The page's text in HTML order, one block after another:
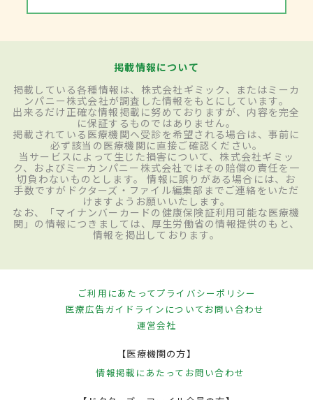
掲載情報について
掲載している各種情報は、株式会社ギミック、またはミーカ
ンパニー株式会社が調査した情報をもとにしています。
出来るだけ正確な情報掲載に努めておりますが、内容を完全
に保証するものではありません。
掲載されている医療機関へ受診を希望される場合は、事前に
必ず該当の医療機関に直接ご確認ください。
当サービスによって生じた損害について、株式会社ギミッ
ク、およびミーカンパニー株式会社ではその賠償の責任を一
切負わないものとします。 情報に誤りがある場合には、お
手数ですがドクターズ・ファイル編集部までご連絡をいただ
けますようお願いいたします。
なお、「マイナンバーカードの健康保険証利用可能な医療機
関」の情報につきましては、厚生労働省の情報提供のもと、
情報を掲出しております。
ご利用にあたってプライバシーポリシー
医療広告ガイドラインについてお問い合わせ
運営会社
【医療機関の方】
情報掲載にあたって お問い合わせ